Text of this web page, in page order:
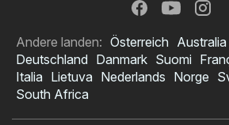
Andere landen: Österreich Australia
Deutschland Danmark Suomi
Italia Lietuva Nederlands Norge
South Africa